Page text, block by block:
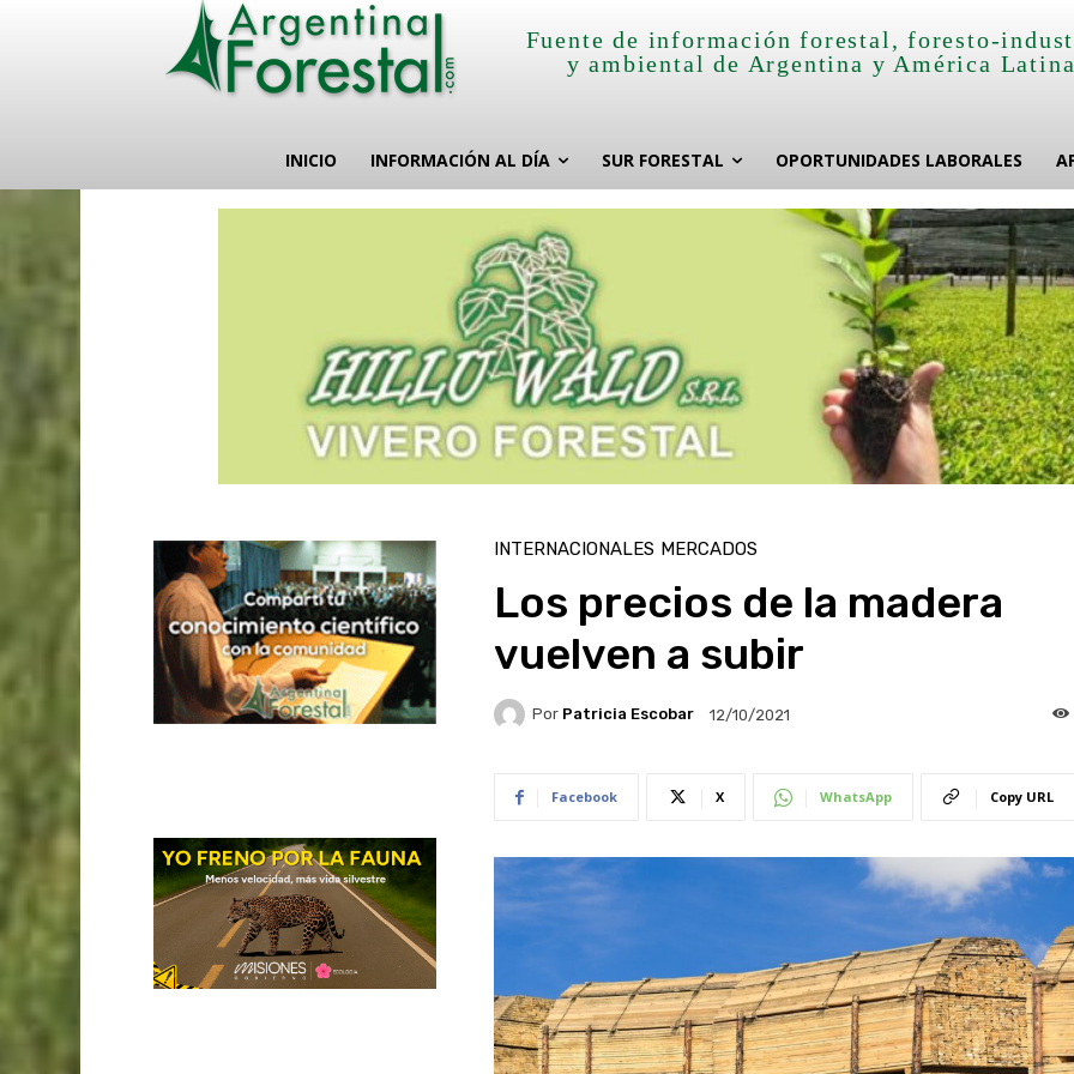
Fuente de información forestal, foresto-
y ambiental de Argentina y América
INICIO INFORMACIÓN AL DÍA SUR FORESTAL OPORTUNIDADES LABORALES
INTERNACIONALES MERCADOS
Los precios de la madera
vuelven a subir
Por Patricia Escobar 12/10/2021
Facebook X WhatsApp Copy URL